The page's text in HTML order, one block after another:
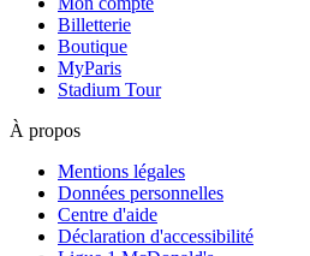
Billetterie
Boutique
MyParis
Stadium Tour
À propos
Mentions légales
Données personnelles
Centre d'aide
Déclaration d'accessibilité